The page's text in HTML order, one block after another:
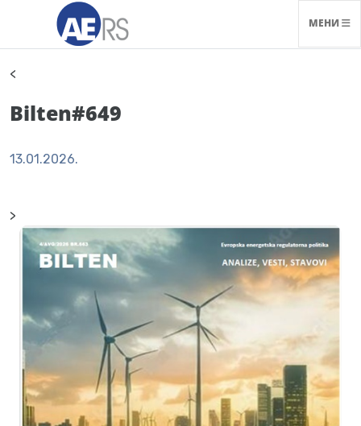
МЕНИ
<
Bilten#649
13.01.2026.
>